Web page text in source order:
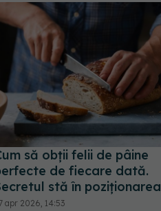
să obții felii de pâine
de fiecare dată.
stă în
apr 2026, 14:53